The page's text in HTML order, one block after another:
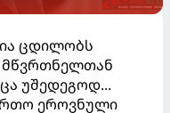
ცდილობს
მწვრთნელთან
უშედეგოდ...
ეროვნული